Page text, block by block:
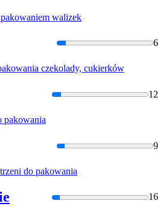
pakowaniem walizek
6
a czekolady, cukierków
12
pakowania
9
do pakowania
16